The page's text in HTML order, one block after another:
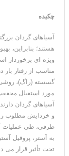
چکیده
آسیاهای گردان
هستند؛ بنابراین،
ویژه ای برخوردار
مناسب از رفتار
گسسته (راگ)، روشی
مورد استقبال
آسیاهای گردان
و خردایش مطلوب
طرفی، طی عملیات
به آستر، پروفیل
تحت تأثیر قرار می